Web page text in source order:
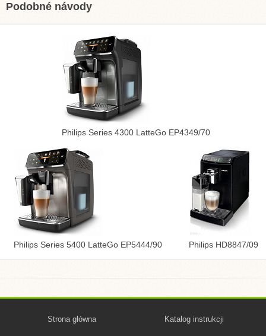
Podobné návody
Philips Series 4300 LatteGo EP4349/70
Philips Series 5400 LatteGo EP5444/90 Philips HD8847/09
Strona główna Katalog instrukcji